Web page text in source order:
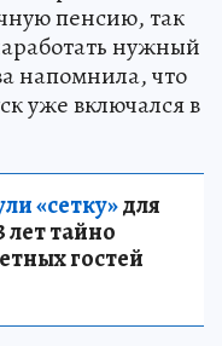
пенсию, так
нужный
напомнила, что
уже включался в
«сетку»для
лет тайно
гостей